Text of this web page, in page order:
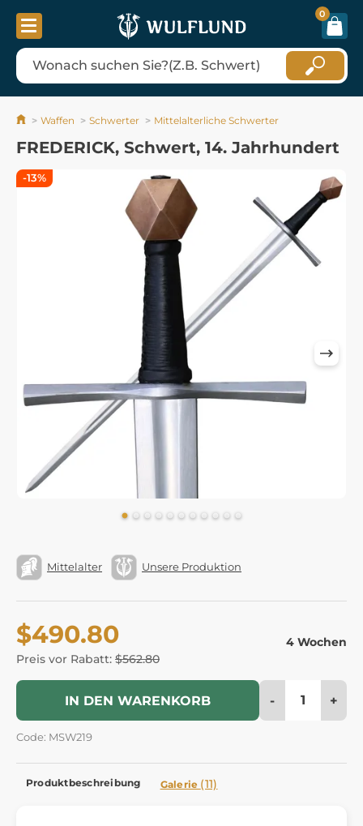
0
Waffen Schwerter Mittelalterliche Schwerter
FREDERICK, Schwert, 14. Jahrhundert
Mittelalter Unsere Produktion
$490.80
Preis vor Rabatt: $562.80
4 Wochen
IN DEN WARENKORB - +
Code: MSW219
-13%
Produktbeschreibung Galerie (11)